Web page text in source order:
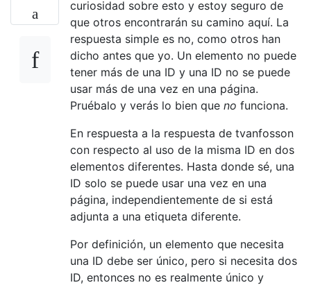
curiosidad sobre esto y estoy seguro de
que otros encontrarán su camino aquí. La
respuesta simple es no, como otros han
dicho antes que yo. Un elemento no puede
tener más de una ID y una ID no se puede
usar más de una vez en una página.
Pruébalo y verás lo bien que no funciona.
En respuesta a la respuesta de tvanfosson
con respecto al uso de la misma ID en dos
elementos diferentes. Hasta donde sé, una
ID solo se puede usar una vez en una
página, independientemente de si está
adjunta a una etiqueta diferente.
Por definición, un elemento que necesita
una ID debe ser único, pero si necesita dos
ID, entonces no es realmente único y